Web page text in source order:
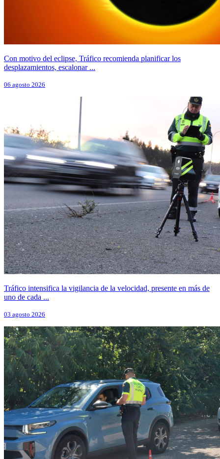
Con motivo del eclipse, Tráfico recomienda planificar los
desplazamientos, escalonar ...
06 agosto 2026
Tráfico intensifica la vigilancia de la velocidad, presente en más de
uno de cada ...
03 agosto 2026